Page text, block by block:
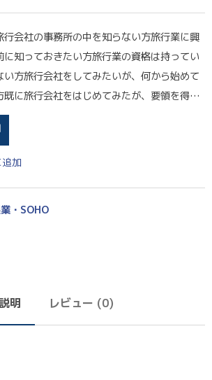
会社の事務所の中を知らない方旅行業に興
知っておきたい方旅行業の資格は持ってい
方旅行会社をしてみたいが、何から始めて
既に旅行会社をはじめてみたが、要領を得…
加
・SOHO
説明 レビュー (0)